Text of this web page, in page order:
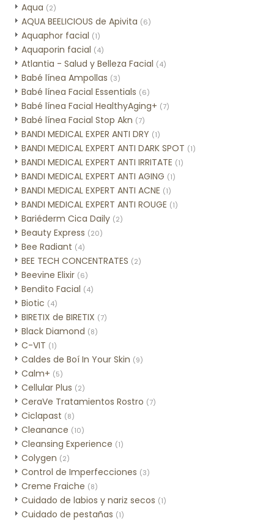
Aqua (2)
AQUA BEELICIOUS de Apivita (6)
Aquaphor facial (1)
Aquaporin facial (4)
Atlantia - Salud y Belleza Facial (4)
Babé línea Ampollas (3)
Babé línea Facial Essentials (6)
Babé línea Facial HealthyAging+ (7)
Babé línea Facial Stop Akn (7)
BANDI MEDICAL EXPER ANTI DRY (1)
BANDI MEDICAL EXPERT ANTI DARK SPOT (1)
BANDI MEDICAL EXPERT ANTI IRRITATE (1)
BANDI MEDICAL EXPERT ANTI AGING (1)
BANDI MEDICAL EXPERT ANTI ACNE (1)
BANDI MEDICAL EXPERT ANTI ROUGE (1)
Bariéderm Cica Daily (2)
Beauty Express (20)
Bee Radiant (4)
BEE TECH CONCENTRATES (2)
Beevine Elixir (6)
Bendito Facial (4)
Biotic (4)
BIRETIX de BIRETIX (7)
Black Diamond (8)
C-VIT (1)
Caldes de Boí In Your Skin (9)
Calm+ (5)
Cellular Plus (2)
CeraVe Tratamientos Rostro (7)
Ciclapast (8)
Cleanance (10)
Cleansing Experience (1)
Colygen (2)
Control de Imperfecciones (3)
Creme Fraiche (8)
Cuidado de labios y nariz secos (1)
Cuidado de pestañas (1)